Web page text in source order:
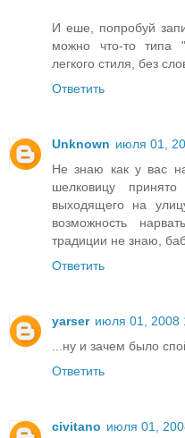
И еше, попробуй
можно что-то типа
легкого стиля, без
Ответить
Unknown июля 01,
Не знаю как у вас
шелковицу
выходящего на
возможность
традиции не знаю,
Ответить
yarser июля 01, 2008
...ну и зачем было
Ответить
civitano июля 01,